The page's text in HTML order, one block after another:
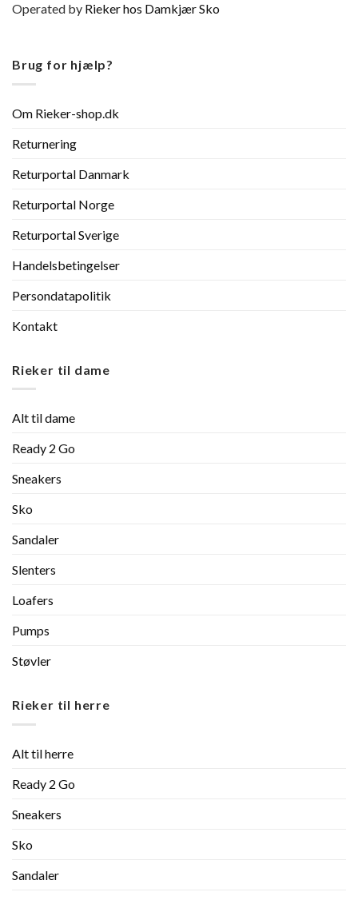
Operated by Rieker hos Damkjær Sko
Brug for hjælp?
Om Rieker-shop.dk
Returnering
Returportal Danmark
Returportal Norge
Returportal Sverige
Handelsbetingelser
Persondatapolitik
Kontakt
Rieker til dame
Alt til dame
Ready 2 Go
Sneakers
Sko
Sandaler
Slenters
Loafers
Pumps
Støvler
Rieker til herre
Alt til herre
Ready 2 Go
Sneakers
Sko
Sandaler